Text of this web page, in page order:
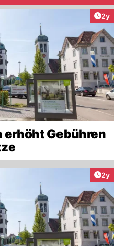
2y
erhöht Gebühren
2y